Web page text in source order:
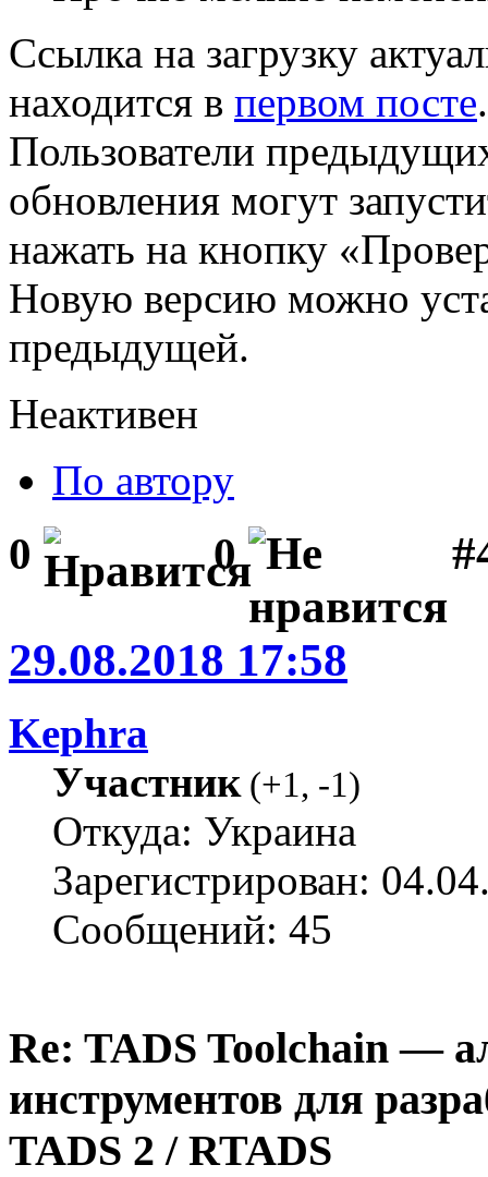
Ссылка на загрузку
находится в первом посте.
Пользователи
обновления могут
нажать на кнопку
Новую версию можно
предыдущей.
Неактивен
По автору
0 0
29.08.2018 17:58
Kephra
Участник(+1, -1)
Откуда: Украина
Зарегистрирован:
Сообщений: 45
Re: TADS Toolchain —
инструментов для
TADS 2 / RTADS